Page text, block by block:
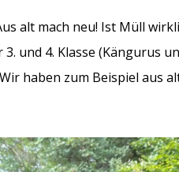
alt mach neu! Ist Müll
und 4. Klasse (Kängurus
haben zum Beispiel aus